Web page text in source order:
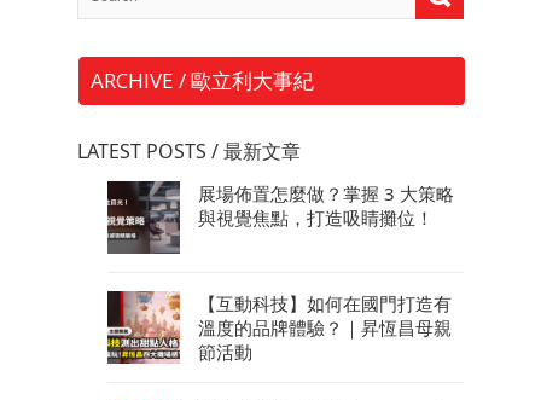
ARCHIVE / 歐立利大事紀
LATEST POSTS / 最新文章
展場佈置怎麼做？掌握 3 大策略
與視覺焦點，打造吸睛攤位！
【互動科技】如何在國門打造有
溫度的品牌體驗？｜昇恆昌母親
節活動